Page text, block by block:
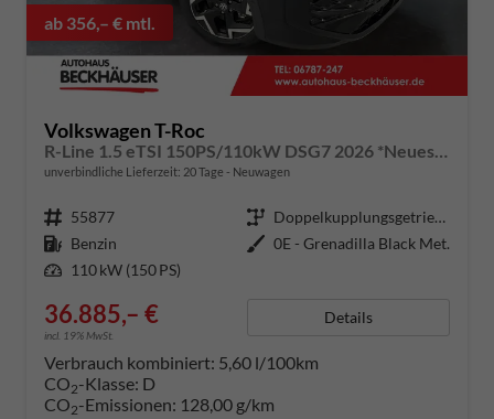
ab 356,– € mtl.
Volkswagen T-Roc
R-Line 1.5 eTSI 150PS/110kW DSG7 2026 *Neues Modell* | +AHK+PARK ASSIST PLUS+18"ALU
unverbindliche Lieferzeit: 20 Tage Neuwagen
Fahrzeugnummer 55877 Getriebe
Doppelkupplungsgetriebe (DSG)
Kraftstoff Benzin Außenfarbe 0E - Grenadilla Black Met.
Leistung 110 kW (150 PS)
36.885,– €
incl. 19% MwSt.
Details
Verbrauch kombiniert: 5,60 l/100km
CO2-Klasse: D
CO2-Emissionen: 128,00 g/km